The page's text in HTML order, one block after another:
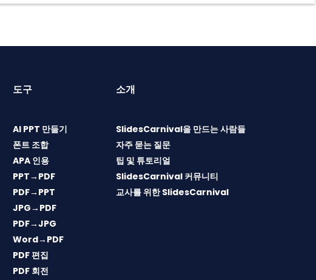
도구
AI PPT 만들기
폰트 조합
APA 인용
PPT→PDF
PDF→PPT
JPG→PDF
PDF→JPG
Word→PDF
PDF 편집
PDF 회전
소개
SlidesCarnival을 만드는 사람들
자주 묻는 질문
팁 및 튜토리얼
SlidesCarnival 커뮤니티
교사를 위한 SlidesCarnival